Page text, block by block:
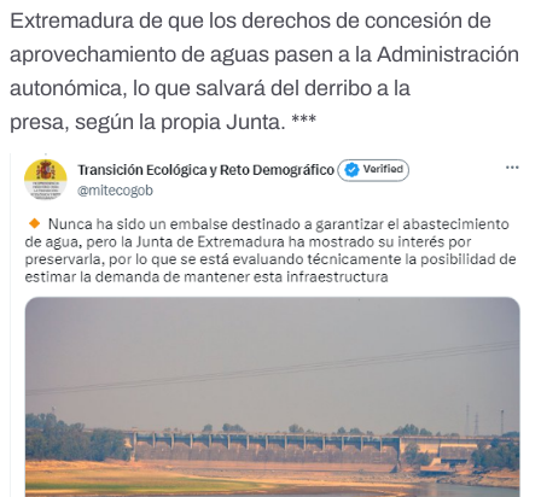
Extremadura de que los derechos de concesión de
aprovechamiento de aguas pasen a la Administración
autonómica, lo que salvará del derribo a la
presa, según la propia Junta. ***